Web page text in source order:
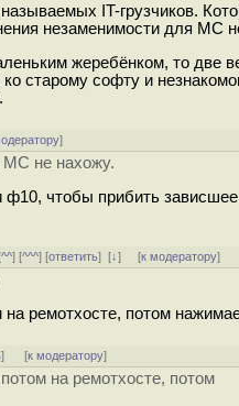
IT-грузчиков.
незаменимости для MC
жеребёнком, то две
старому софту и
]
не нахожу.
чтобы прибить
^^] [^^^] [ответить][↓] [к модератору]
ремотхосте, потом
] [к модератору]
на ремотхосте, потом